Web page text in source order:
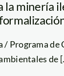
la minería
/ Programa de
de